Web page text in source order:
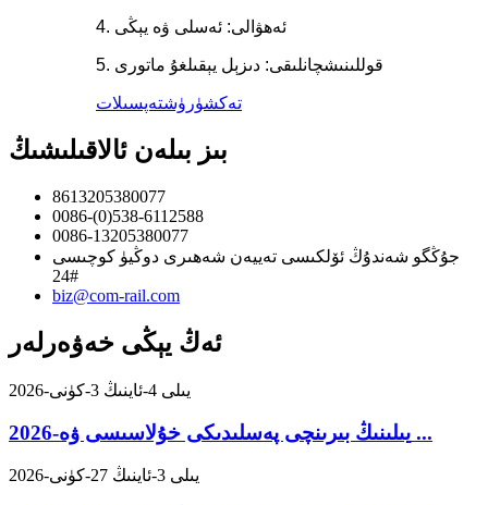
4. ئەھۋالى: ئەسلى ۋە يېڭى
5. قوللىنىشچانلىقى: دىزېل يېقىلغۇ ماتورى
تەكشۈرۈشتەپسىلات
بىز بىلەن ئالاقىلىشىڭ
8613205380077
0086-(0)538-6112588
0086-13205380077
جۇڭگو شەندۇڭ ئۆلكىسى تەييەن شەھىرى دوڭيۈ كوچىسى
24#
biz@com-rail.com
ئەڭ يېڭى خەۋەرلەر
2026-يىلى 4-ئاينىڭ 3-كۈنى
2026-يىلىنىڭ بىرىنچى پەسلىدىكى خۇلاسىسى ۋە ...
2026-يىلى 3-ئاينىڭ 27-كۈنى